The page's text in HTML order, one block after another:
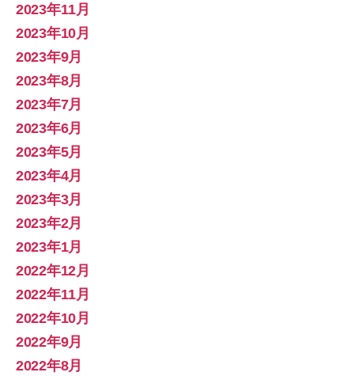
2023年11月
2023年10月
2023年9月
2023年8月
2023年7月
2023年6月
2023年5月
2023年4月
2023年3月
2023年2月
2023年1月
2022年12月
2022年11月
2022年10月
2022年9月
2022年8月